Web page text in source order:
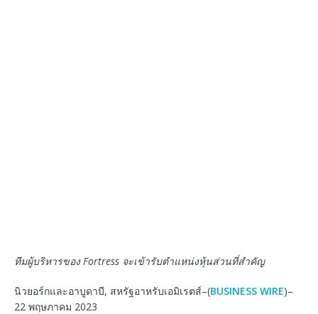
ทีมผู้บริหารของFortress จะเข้ารับตำแหน่งหุ้นส่วนที่สำคัญ
นิวยอร์กและอาบูดาบี, สหรัฐอาหรับเอมิเรตส์–(BUSINESS WIRE)–
22 พฤษภาคม 2023